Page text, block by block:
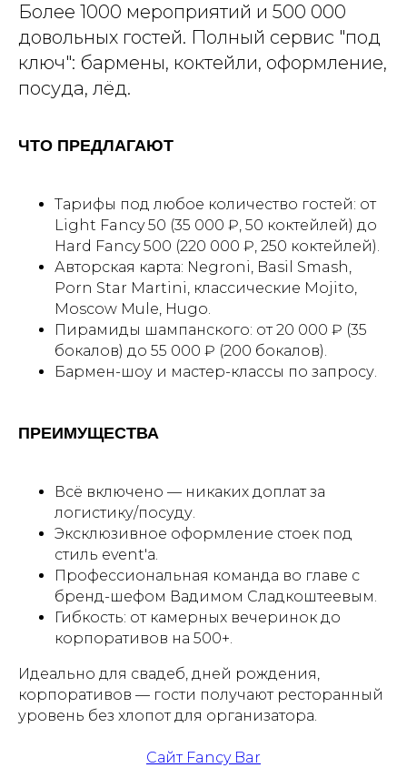
Более 1000 мероприятий и 500 000
довольных гостей. Полный сервис "под
ключ": бармены, коктейли, оформление,
посуда, лёд.
ЧТО ПРЕДЛАГАЮТ
Тарифы под любое количество гостей: от
Light Fancy 50 (35 000 ₽, 50 коктейлей) до
Hard Fancy 500 (220 000 ₽, 250 коктейлей).
Авторская карта: Negroni, Basil Smash,
Porn Star Martini, классические Mojito,
Moscow Mule, Hugo.
Пирамиды шампанского: от 20 000 ₽ (35
бокалов) до 55 000 ₽ (200 бокалов).
Бармен-шоу и мастер-классы по запросу.
ПРЕИМУЩЕСТВА
Всё включено — никаких доплат за
логистику/посуду.
Эксклюзивное оформление стоек под
стиль event'а.
Профессиональная команда во главе с
бренд-шефом Вадимом Сладкоштеевым.
Гибкость: от камерных вечеринок до
корпоративов на 500+.
Идеально для свадеб, дней рождения,
корпоративов — гости получают ресторанный
уровень без хлопот для организатора.
Сайт Fancy Bar